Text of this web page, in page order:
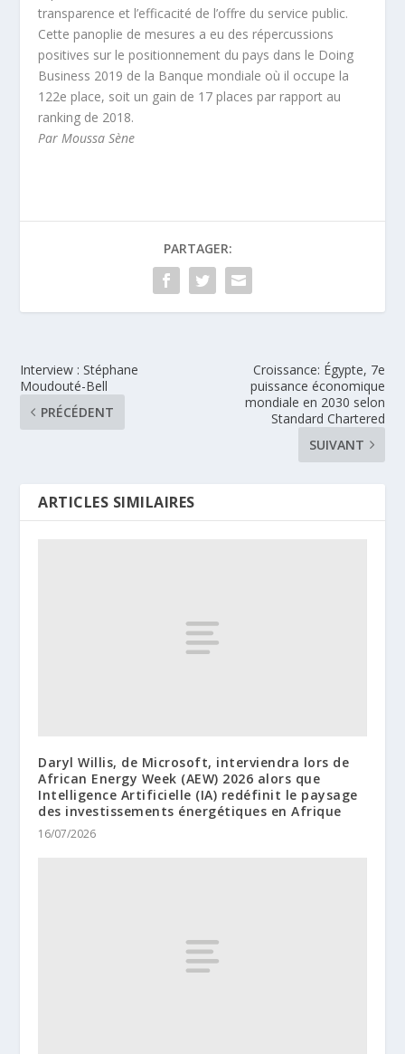
transparence et l’efficacité de l’offre du service public.
Cette panoplie de mesures a eu des répercussions
positives sur le positionnement du pays dans le Doing
Business 2019 de la Banque mondiale où il occupe la
122e place, soit un gain de 17 places par rapport au
ranking de 2018.
Par Moussa Sène
PARTAGER:
Interview : Stéphane
Moudouté-Bell
PRÉCÉDENT
Croissance: Égypte, 7e
puissance économique
mondiale en 2030 selon
Standard Chartered
SUIVANT
ARTICLES SIMILAIRES
Daryl Willis, de Microsoft, interviendra lors de
African Energy Week (AEW) 2026 alors que
Intelligence Artificielle (IA) redéfinit le paysage
des investissements énergétiques en Afrique
16/07/2026